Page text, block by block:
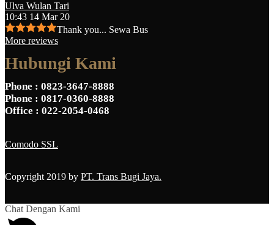
Ulva Wulan Tari
10:43 14 Mar 20
Thank you... Sewa Bus
More reviews
Hubungi Kami
Phone : 0823-3647-8888
Phone : 0817-0360-8888
Office : 022-2054-0468
Comodo SSL
Copyright 2019 by PT. Trans Bugi Jaya.
Chat Dengan Kami